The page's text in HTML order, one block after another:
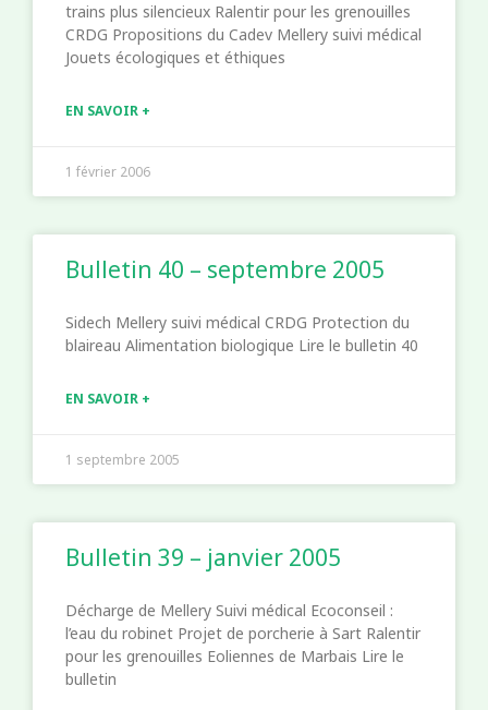
trains plus silencieux Ralentir pour les grenouilles
CRDG Propositions du Cadev Mellery suivi médical
Jouets écologiques et éthiques
EN SAVOIR +
1 février 2006
Bulletin 40 – septembre 2005
Sidech Mellery suivi médical CRDG Protection du
blaireau Alimentation biologique Lire le bulletin 40
EN SAVOIR +
1 septembre 2005
Bulletin 39 – janvier 2005
Décharge de Mellery Suivi médical Ecoconseil :
l’eau du robinet Projet de porcherie à Sart Ralentir
pour les grenouilles Eoliennes de Marbais Lire le
bulletin